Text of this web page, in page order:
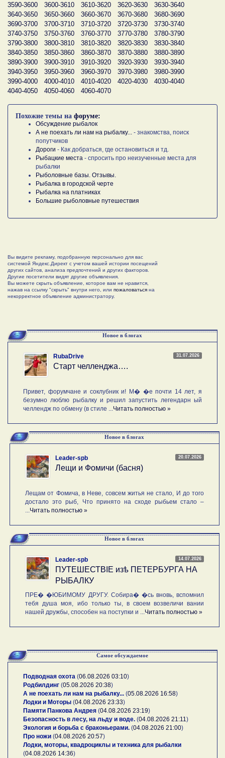
3590-3600
3600-3610 3610-3620 3620-3630
3630-3640
3640-3650
3650-3660 3660-3670 3670-3680
3680-3690
3690-3700
3700-3710 3710-3720 3720-3730
3730-3740
3740-3750
3750-3760 3760-3770 3770-3780
3780-3790
3790-3800
3800-3810 3810-3820 3820-3830
3830-3840
3840-3850
3850-3860 3860-3870 3870-3880
3880-3890
3890-3900
3900-3910 3910-3920 3920-3930
3930-3940
3940-3950
3950-3960 3960-3970 3970-3980
3980-3990
3990-4000
4000-4010 4010-4020 4020-4030
4030-4040
4040-4050
4050-4060 4060-4070
Похожие темы на форуме:
Обсуждение рыбалок
А не поехать ли нам на рыбалку... - знакомства, поиск
попутчиков
Дороги - Как добраться, где остановиться и тд.
Рыбацкие места - спросить про неизученные места для
рыбалки
Рыболовные базы. Отзывы.
Рыбалка в городской черте
Рыбалка на платниках
Большие рыболовные путешествия
Вы видите рекламу, подобранную персонально для вас
системой Яндекс.Директ с учетом вашей истории посещений
других сайтов, анализа предпочтений и других факторов.
Другие посетители видят другие объявления.
Вы можете скрыть объявление, которое вам не нравится,
нажав на ссылку "скрыть" внутри него, или пожаловаться на
некорректное объявление администратору.
Новое в блогах
31.07.2026
RubaDrive
Старт челленджа….
Привет, форумчане и соклубник и! М� �е почти 14 лет, я
безумно люблю рыбалку и решил запустить легендарн ый
челлендж по обмену (в стиле ...Читать полностью »
Новое в блогах
20.07.2026
Leader-spb
Лещи и Фомичи (басня)
Лещам от Фомича, в Неве, совсем житья не стало, И до того
достало это рыб, Что принято на сходе рыбьем стало –
...Читать полностью »
Новое в блогах
14.07.2026
Leader-spb
ПУТЕШЕСТВIE изѣ ПЕТЕРБУРГА НА
РЫБАЛКУ
ПРЕ� �ЮБИМОМУ ДРУГУ. Собира� �сь вновь, вспомнил
тебя душа моя, ибо только ты, в своем возвеличи вании
нашей дружбы, способен на поступки и ...Читать полностью »
Самое обсуждаемое
Подводная охота (06.08.2026 03:10)
Родбилдинг (05.08.2026 20:38)
А не поехать ли нам на рыбалку... (05.08.2026 16:58)
Лодки и Моторы (04.08.2026 23:33)
Памяти Панкова Андрея (04.08.2026 23:19)
Безопасность в лесу, на льду и воде. (04.08.2026 21:11)
Экология и борьба с браконьерами. (04.08.2026 21:00)
Про ножи (04.08.2026 20:57)
Лодки, моторы, квадроциклы и техника для рыбалки
(04.08.2026 14:36)